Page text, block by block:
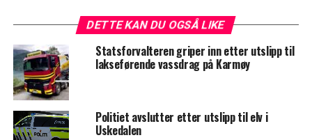
DETTE KAN DU OGSÅ LIKE
Statsforvalteren griper inn etter utslipp til
lakseførende vassdrag på Karmøy
Politiet avslutter etter utslipp til elv i
Uskedalen